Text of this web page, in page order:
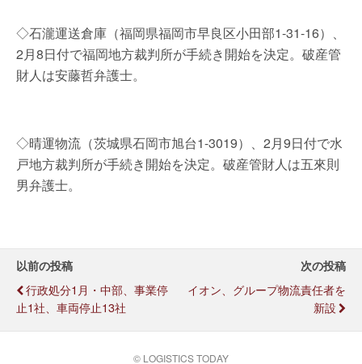
◇石瀧運送倉庫（福岡県福岡市早良区小田部1-31-16）、
2月8日付で福岡地方裁判所が手続き開始を決定。破産管
財人は安藤哲弁護士。
◇晴運物流（茨城県石岡市旭台1-3019）、2月9日付で水
戸地方裁判所が手続き開始を決定。破産管財人は五來則
男弁護士。
以前の投稿
行政処分1月・中部、事業停
止1社、車両停止13社
次の投稿
イオン、グループ物流責任者を
新設
© LOGISTICS TODAY